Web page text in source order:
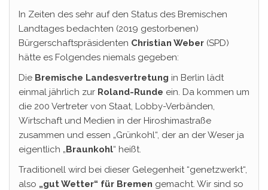
In Zeiten des sehr auf den Status des Bremischen
Landtages bedachten (2019 gestorbenen)
Bürgerschaftspräsidenten Christian Weber (SPD)
hätte es Folgendes niemals gegeben:
Die Bremische Landesvertretung in Berlin lädt
einmal jährlich zur Roland-Runde ein. Da kommen um
die 200 Vertreter von Staat, Lobby-Verbänden,
Wirtschaft und Medien in der Hiroshimastraße
zusammen und essen „Grünkohl“, der an der Weser ja
eigentlich „Braunkohl“ heißt.
Traditionell wird bei dieser Gelegenheit “genetzwerkt“,
also „gut Wetter“ für Bremen gemacht. Wir sind so